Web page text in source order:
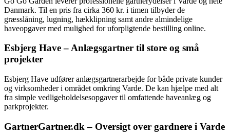
Danmark. Til en pris fra cirka 360 kr. i timen tilbyder de
græsslåning, lugning, hækklipning samt andre almindelige
haveopgaver med mulighed for uforpligtende bestilling online.
Esbjerg Have – Anlægsgartner til store og små
projekter
Esbjerg Have udfører anlægsgartnerarbejde for både private kunder
og virksomheder i området omkring Varde. De kan hjælpe med alt
fra simple vedligeholdelsesopgaver til omfattende haveanlæg og
parkprojekter.
GartnerGartner.dk – Oversigt over gardnere i Varde